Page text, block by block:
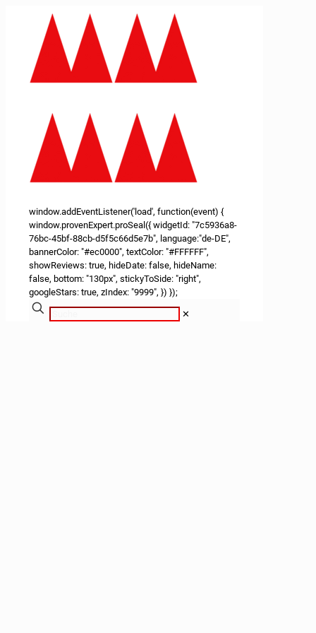
window.addEventListener('load', function(event) {
window.provenExpert.proSeal({ widgetId: "7c5936a8-
76bc-45bf-88cb-d5f5c66d5e7b", language:"de-DE",
bannerColor: "#ec0000", textColor: "#FFFFFF",
showReviews: true, hideDate: false, hideName:
false, bottom: "130px", stickyToSide: "right",
googleStars: true, zIndex: "9999", }) });
✕